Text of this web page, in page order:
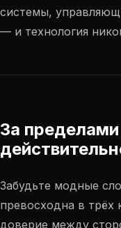
системы,
— и технология
За
Забудьте модные
превосходна в трёх
доверие между